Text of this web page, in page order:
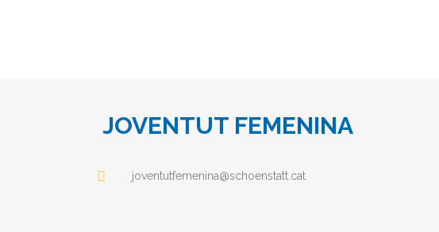
JOVENTUT FEMENINA
joventutfemenina@schoenstatt.cat